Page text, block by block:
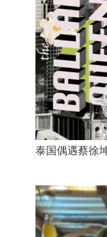
泰国偶遇蔡徐